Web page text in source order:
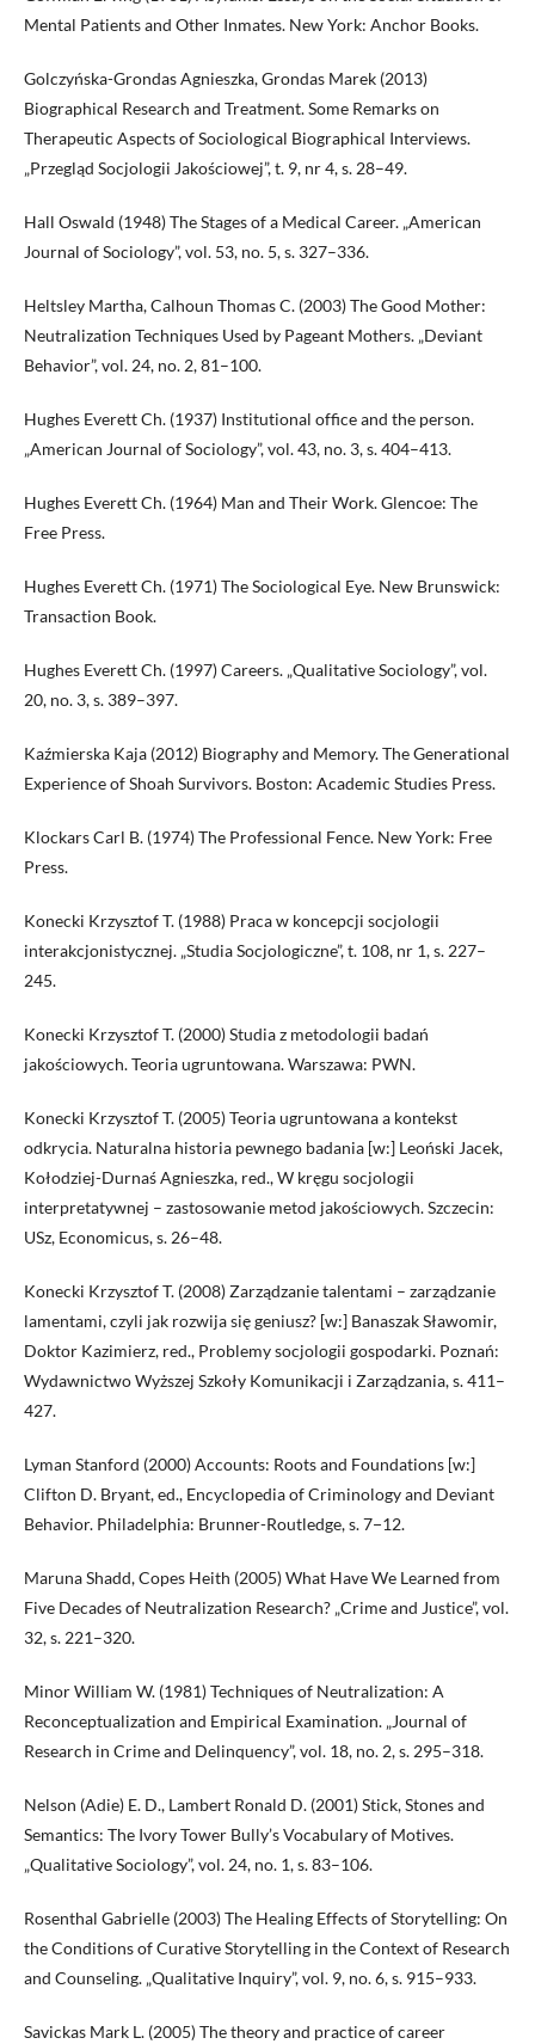
Mental Patients and Other Inmates. New York: Anchor Books.
Golczyńska-Grondas Agnieszka, Grondas Marek (2013)
Biographical Research and Treatment. Some Remarks on
Therapeutic Aspects of Sociological Biographical Interviews.
„Przegląd Socjologii Jakościowej”, t. 9, nr 4, s. 28–49.
Hall Oswald (1948) The Stages of a Medical Career. „American
Journal of Sociology”, vol. 53, no. 5, s. 327–336.
Heltsley Martha, Calhoun Thomas C. (2003) The Good Mother:
Neutralization Techniques Used by Pageant Mothers. „Deviant
Behavior”, vol. 24, no. 2, 81–100.
Hughes Everett Ch. (1937) Institutional office and the person.
„American Journal of Sociology”, vol. 43, no. 3, s. 404–413.
Hughes Everett Ch. (1964) Man and Their Work. Glencoe: The
Free Press.
Hughes Everett Ch. (1971) The Sociological Eye. New Brunswick:
Transaction Book.
Hughes Everett Ch. (1997) Careers. „Qualitative Sociology”, vol.
20, no. 3, s. 389–397.
Kaźmierska Kaja (2012) Biography and Memory. The Generational
Experience of Shoah Survivors. Boston: Academic Studies Press.
Klockars Carl B. (1974) The Professional Fence. New York: Free
Press.
Konecki Krzysztof T. (1988) Praca w koncepcji socjologii
interakcjonistycznej. „Studia Socjologiczne”, t. 108, nr 1, s. 227–
245.
Konecki Krzysztof T. (2000) Studia z metodologii badań
jakościowych. Teoria ugruntowana. Warszawa: PWN.
Konecki Krzysztof T. (2005) Teoria ugruntowana a kontekst
odkrycia. Naturalna historia pewnego badania [w:] Leoński Jacek,
Kołodziej-Durnaś Agnieszka, red., W kręgu socjologii
interpretatywnej – zastosowanie metod jakościowych. Szczecin:
USz, Economicus, s. 26–48.
Konecki Krzysztof T. (2008) Zarządzanie talentami – zarządzanie
lamentami, czyli jak rozwija się geniusz? [w:] Banaszak Sławomir,
Doktor Kazimierz, red., Problemy socjologii gospodarki. Poznań:
Wydawnictwo Wyższej Szkoły Komunikacji i Zarządzania, s. 411–
427.
Lyman Stanford (2000) Accounts: Roots and Foundations [w:]
Clifton D. Bryant, ed., Encyclopedia of Criminology and Deviant
Behavior. Philadelphia: Brunner-Routledge, s. 7−12.
Maruna Shadd, Copes Heith (2005) What Have We Learned from
Five Decades of Neutralization Research? „Crime and Justice”, vol.
32, s. 221–320.
Minor William W. (1981) Techniques of Neutralization: A
Reconceptualization and Empirical Examination. „Journal of
Research in Crime and Delinquency”, vol. 18, no. 2, s. 295–318.
Nelson (Adie) E. D., Lambert Ronald D. (2001) Stick, Stones and
Semantics: The Ivory Tower Bully’s Vocabulary of Motives.
„Qualitative Sociology”, vol. 24, no. 1, s. 83–106.
Rosenthal Gabrielle (2003) The Healing Effects of Storytelling: On
the Conditions of Curative Storytelling in the Context of Research
and Counseling. „Qualitative Inquiry”, vol. 9, no. 6, s. 915–933.
Savickas Mark L. (2005) The theory and practice of career